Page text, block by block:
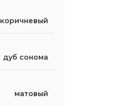
коричневый
дуб сонома
матовый